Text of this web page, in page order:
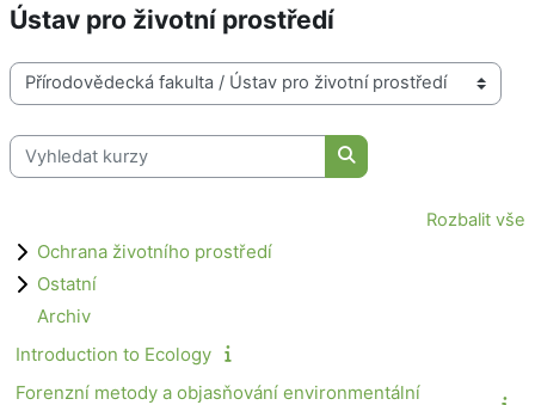
Ústav pro životní prostředí
Kategorie kurzů
Vyhledat kurzy
Vyhledat kurzy
Rozbalit vše
Ochrana životního prostředí
Ostatní
Archiv
Introduction to Ecology
Forenzní metody a objasňování environmentální